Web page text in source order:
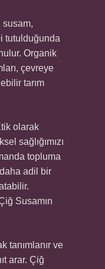
susam,
tutulduğunda
Organik
çevreye
tarım
olarak
sağlığımızı
topluma
adil bir
Susamın
tanımlanır ve
arar. Çiğ